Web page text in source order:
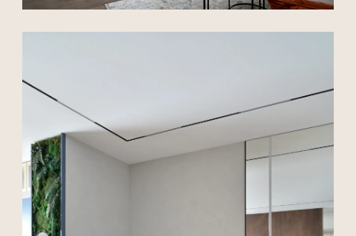
{ Планировка }
{ До/после }